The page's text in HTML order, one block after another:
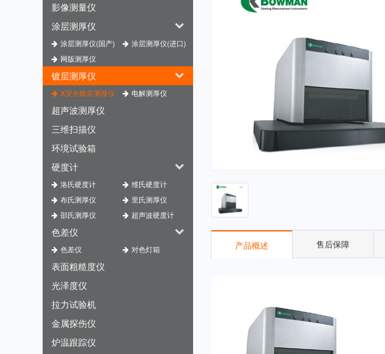
影像测量仪
涂层测厚仪
涂层测厚仪(国产)
涂层测厚仪(进口)
网版测厚仪
镀层测厚仪
X荧光镀层测厚仪 电解测厚仪
超声波测厚仪
三维扫描仪
环境试验箱
硬度计
洛氏硬度计
维氏硬度计
布氏测厚仪
里氏测厚仪
邵氏测厚仪
超声波硬度计
色差仪
色差仪 对色灯箱
表面粗糙度仪
光泽度仪
拉力试验机
金属探伤仪
炉温跟踪仪
产品概述 售后保障